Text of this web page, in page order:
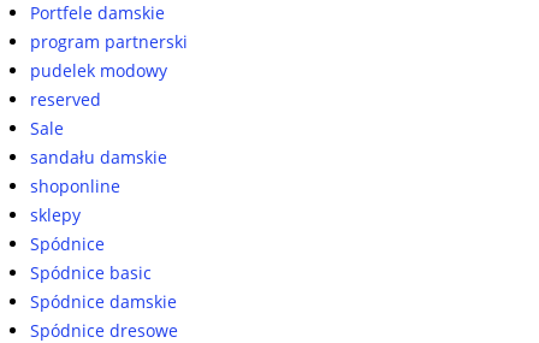
Portfele damskie
program partnerski
pudelek modowy
reserved
Sale
sandału damskie
shoponline
sklepy
Spódnice
Spódnice basic
Spódnice damskie
Spódnice dresowe